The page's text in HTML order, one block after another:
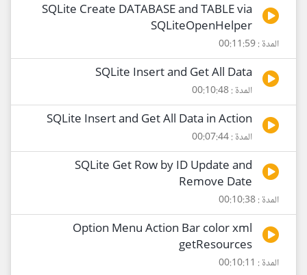
SQLite Create DATABASE and TABLE via
SQLiteOpenHelper
المدة : 00:11:59
SQLite Insert and Get All Data
المدة : 00:10:48
SQLite Insert and Get All Data in Action
المدة : 00:07:44
SQLite Get Row by ID Update and
Remove Date
المدة : 00:10:38
Option Menu Action Bar color xml
getResources
المدة : 00:10:11